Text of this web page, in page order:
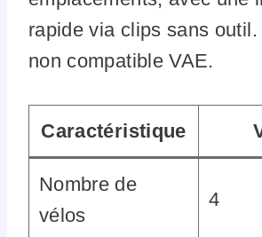
rapide via clips sans outil.
non compatible VAE.
Caractéristique
Nombre de
vélos
4